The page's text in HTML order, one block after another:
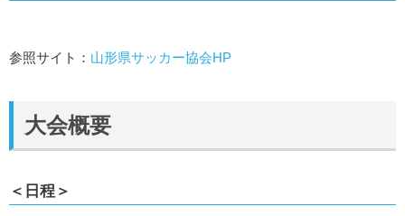
参照サイト： 山形県サッカー協会HP
大会概要
＜日程＞